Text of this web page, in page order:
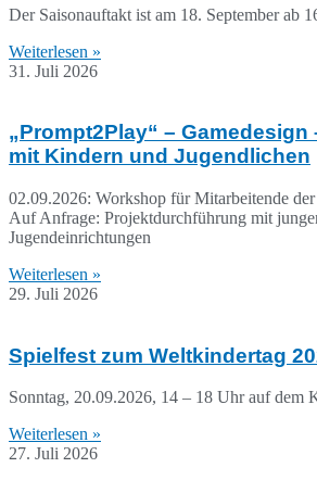
Der Saisonauftakt ist am 18. September ab
Weiterlesen »
31. Juli 2026
„Prompt2Play“ –
mit Kindern und Jugendlichen
02.09.2026: Workshop für Mitarbeitende
Auf Anfrage: Projektdurchführung mit
Jugendeinrichtungen
Weiterlesen »
29. Juli 2026
Spielfest zum Weltkindertag
Sonntag, 20.09.2026, 14 – 18 Uhr auf dem
Weiterlesen »
27. Juli 2026